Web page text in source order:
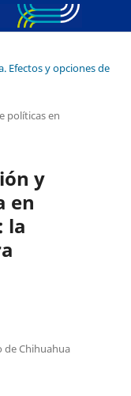
Efectos y opciones de
políticas en
y
en
la
de Chihuahua